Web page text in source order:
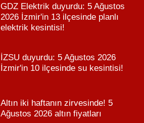
GDZ Elektrik duyurdu: 5 Ağustos
2026 İzmir'in 13 ilçesinde planlı
elektrik kesintisi!
İZSU duyurdu: 5 Ağustos 2026
İzmir'in 10 ilçesinde su kesintisi!
Altın iki haftanın zirvesinde! 5
Ağustos 2026 altın fiyatları